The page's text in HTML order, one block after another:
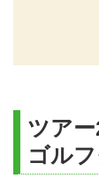
ツア
ゴル